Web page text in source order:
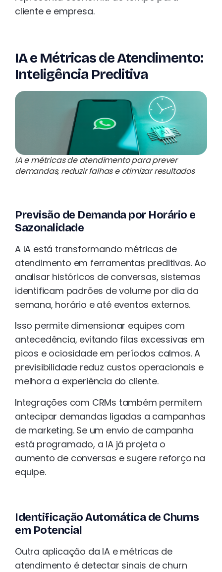
cliente e empresa.
IA e Métricas de Atendimento:
Inteligência Preditiva
IA e métricas de atendimento para prever
demandas, reduzir falhas e otimizar resultados
Previsão de Demanda por Horário e
Sazonalidade
A IA está transformando métricas de
atendimento em ferramentas preditivas. Ao
analisar históricos de conversas, sistemas
identificam padrões de volume por dia da
semana, horário e até eventos externos.
Isso permite dimensionar equipes com
antecedência, evitando filas excessivas em
picos e ociosidade em períodos calmos. A
previsibilidade reduz custos operacionais e
melhora a experiência do cliente.
Integrações com CRMs também permitem
antecipar demandas ligadas a campanhas
de marketing. Se um envio de campanha
está programado, a IA já projeta o
aumento de conversas e sugere reforço na
equipe.
Identificação Automática de Churns
em Potencial
Outra aplicação da IA e métricas de
atendimento é detectar sinais de churn